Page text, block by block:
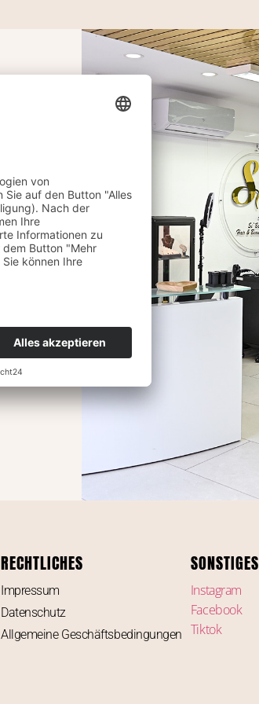
RECHTLICHES
Impressum
Datenschutz
Allgemeine Geschäftsbedingungen
SONSTIGES
Instagram
Facebook
Tiktok